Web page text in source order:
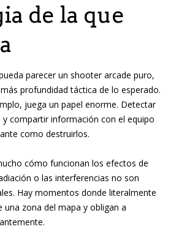
de la que
parecer un shooter arcade puro,
profundidad táctica de lo esperado.
juega un papel enorme. Detectar
compartir información con el equipo
como destruirlos.
cómo funcionan los efectos de
o las interferencias no son
Hay momentos donde literalmente
una zona del mapa y obligan a